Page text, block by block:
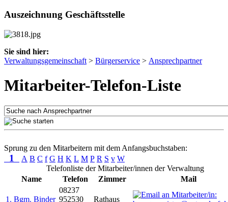
Auszeichnung Geschäftsstelle
Sie sind hier:
Verwaltungsgemeinschaft > Bürgerservice > Ansprechpartner
Mitarbeiter-Telefon-Liste
Sprung zu den Mitarbeitern mit dem Anfangsbuchstaben:
1 A B C f G H K L M P R S v W
Telefonliste der Mitarbeiter/innen der Verwaltung
Name
Telefon Zimmer Mail
1. Bgm. Binder
08237
952530
Rathaus